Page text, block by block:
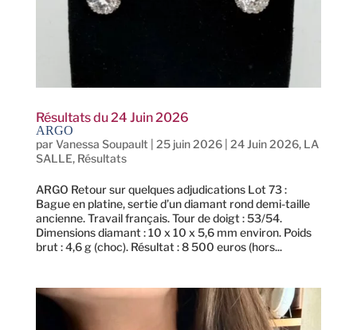
Résultats du 24 Juin 2026
ARGO
parVanessa Soupault 25 juin 2026| 24 Juin 2026, LA
SALLE, Résultats
ARGO Retour sur quelques adjudications Lot 73 :
Bague en platine, sertie d’un diamant rond demi-taille
ancienne. Travail français. Tour de doigt : 53/54.
Dimensions diamant : 10 x 10 x 5,6 mm environ. Poids
brut : 4,6 g (choc). Résultat : 8 500 euros (hors...